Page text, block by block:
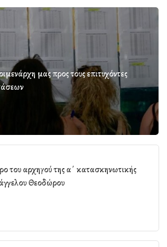
μας προς τους επιτυχόντες
του αρχηγού της α΄ κατασκηνωτικής
Θεοδώρου